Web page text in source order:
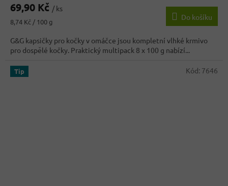
produktu
4,1
z
hvězdiček.
69,90 Kč / ks
Měrná
8,74 Kč / 100 g
Do košíku
G&G kapsičky pro kočky v omáčce jsou kompletní vlhké krmivo
pro dospělé kočky. Praktický multipack 8 x 100 g nabízí...
Tip Kód: 7646